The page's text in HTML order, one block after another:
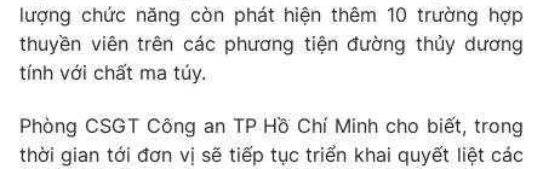
lượng chức năng còn phát hiện thêm 10 trường hợp
thuyền viên trên các phương tiện đường thủy dương
tính với chất ma túy.
Phòng CSGT Công an TP Hồ Chí Minh cho biết, trong
thời gian tới đơn vị sẽ tiếp tục triển khai quyết liệt các